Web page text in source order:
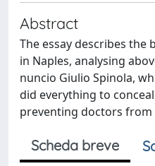
Abstract
The essay describes the
in Naples, analysing
nuncio Giulio Spinola,
did everything to
preventing doctors
Scheda breve